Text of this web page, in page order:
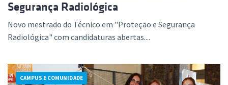
Segurança Radiológica
Novo mestrado do Técnico em "Proteção e Segurança
Radiológica" com candidaturas abertas....
CAMPUS E COMUNIDADE